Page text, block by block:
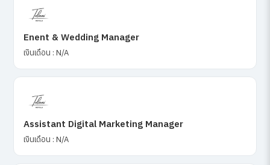
Enent & Wedding Manager
เงินเดือน : N/A
Assistant Digital Marketing Manager
เงินเดือน : N/A